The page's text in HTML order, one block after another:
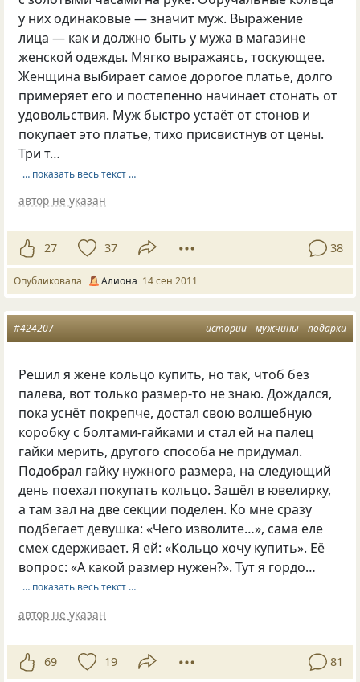
у них одинаковые — значит муж. Выражение
лица — как и должно быть у мужа в магазине
женской одежды. Мягко выражаясь, тоскующее.
Женщина выбирает самое дорогое платье, долго
примеряет его и постепенно начинает стонать от
удовольствия. Муж быстро устаёт от стонов и
покупает это платье, тихо присвистнув от цены.
Три т…
… показать весь текст …
автор не указан
27 37 38
Опубликовала Алиона 14 сен 2011
истории мужчины подарки
#424207
Решил я жене кольцо купить, но так, чтоб без
палева, вот только размер-то не знаю. Дождался,
пока уснёт покрепче, достал свою волшебную
коробку с болтами-гайками и стал ей на палец
гайки мерить, другого способа не придумал.
Подобрал гайку нужного размера, на следующий
день поехал покупать кольцо. Зашёл в ювелирку,
а там зал на две секции поделен. Ко мне сразу
подбегает девушка: «Чего изволите…», сама еле
смех сдерживает. Я ей: «Кольцо хочу купить». Её
вопрос: «А какой размер нужен?». Тут я гордо…
… показать весь текст …
автор не указан
69 19 81